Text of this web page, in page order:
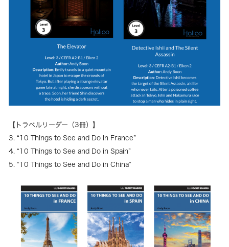
【トラベルリーダー（3冊）】
3. “10 Things to See and Do in France”
4. “10 Things to See and Do in Spain”
5. “10 Things to See and Do in China”